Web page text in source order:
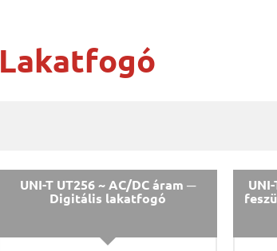
Lakatfogó
UNI-T UT256 ~ AC/DC áram ─
Digitális lakatfogó